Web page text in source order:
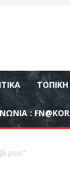
:
μου;”